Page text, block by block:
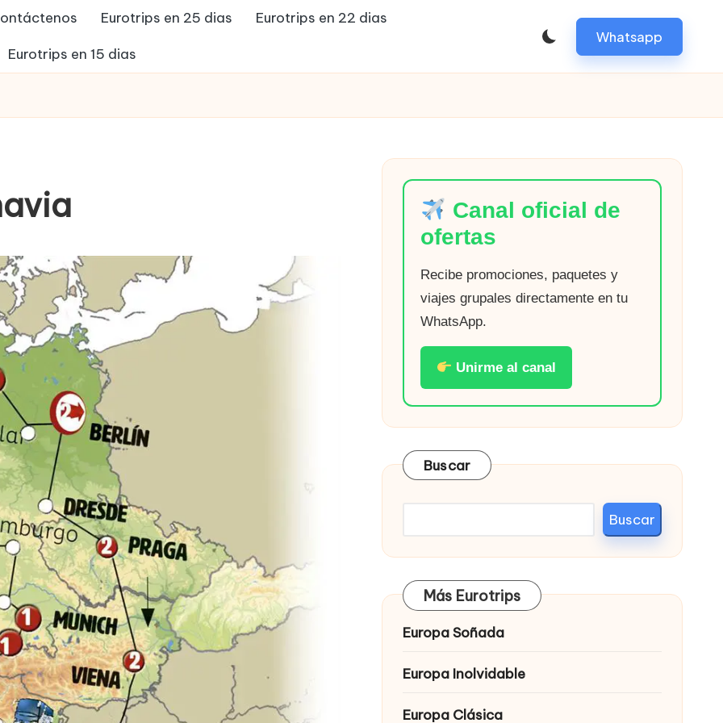
Eurotrips en 25 dias Eurotrips en 22 dias
Eurotrips en 15 dias
Whatsapp
Canal oficial de
ofertas
Recibe promociones, paquetes y
viajes grupales directamente en tu
WhatsApp.
Unirme al canal
Buscar
Buscar
Más Eurotrips
Europa Soñada
Europa Inolvidable
Europa Clásica